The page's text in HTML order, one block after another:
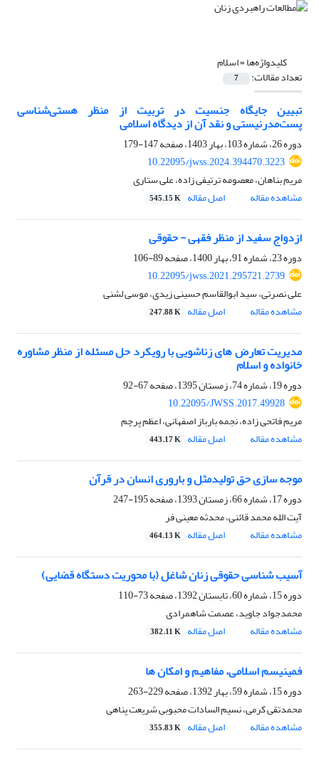
کلیدواژه‌ها =اسلام
تعداد مقالات: 7
تبیین جایگاه جنسیت در تربیت از منظر هستی‌شناسی
پست‌مدرنیستی و نقد آن از دیدگاه اسلامی
دوره 26، شماره 103، بهار 1403، صفحه
147-179
10.22095/jwss.2024.394470.3223
مریم بناهان، معصومه ترتیفی زاده، علی ستاری
مشاهده مقاله
اصل مقاله 545.15 K
ازدواج سفید از منظر فقهی - حقوقی
دوره 23، شماره 91، بهار 1400، صفحه
89-106
10.22095/jwss.2021.295721.2739
علی نصرتی، سید ابوالقاسم حسینی زیدی، موسی لشنی
مشاهده مقاله
اصل مقاله 247.88 K
مدیریت تعارض های زناشویی با رویکرد حل مسئله از منظر مشاوره
خانواده و اسلام
دوره 19، شماره 74، زمستان 1395، صفحه
67-92
10.22095/JWSS.2017.49928
مریم فاتحی زاده، نجمه بارباز اصفهانی، اعظم پرچم
مشاهده مقاله
اصل مقاله 443.17 K
موجه سازی حق تولیدمثل و باروری انسان در قرآن
دوره 17، شماره 66، زمستان 1393، صفحه
195-247
آیت الله محمد قائنی، محدثه معینی فر
مشاهده مقاله
اصل مقاله 464.13 K
آسیب شناسی حقوقی زنان شاغل (با محوریت دستگاه قضایی)
دوره 15، شماره 60، تابستان 1392، صفحه
73-110
محمدجواد جاوید، عصمت شاهمرادی
مشاهده مقاله
اصل مقاله 382.11 K
فمینیسم اسلامی، مفاهیم و امکان ها
دوره 15، شماره 59، بهار 1392، صفحه
229-263
محمدتقی کرمی، نسیم السادات محبوبی شریعت پناهی
مشاهده مقاله
اصل مقاله 355.83 K